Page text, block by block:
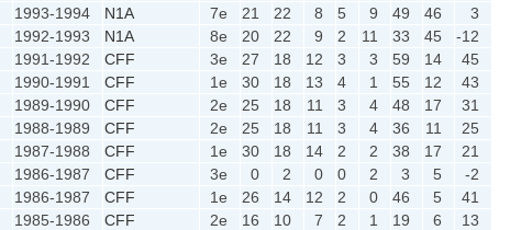
1993-1994 N1A 7e 21 22 8 5 9 49 46
3
1992-1993 N1A 8e 20 22 9 2 11 33 45
-12
1991-1992 CFF 3e 27 18 12 3 3 59 14
45
1990-1991 CFF 1e 30 18 13 4 1 55 12
43
1989-1990 CFF 2e 25 18 11 3 4 48 17
31
1988-1989 CFF 2e 25 18 11 3 4 36 11
25
1987-1988 CFF 1e 30 18 14 2 2 38 17
21
1986-1987 CFF 3e 0 2 0 0 2 3 5
-2
1986-1987 CFF 1e 26 14 12 2 0 46 5
41
1985-1986 CFF 2e 16 10 7 2 1 19 6
13